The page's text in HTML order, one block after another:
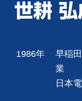
1986年
早稲
業
日本